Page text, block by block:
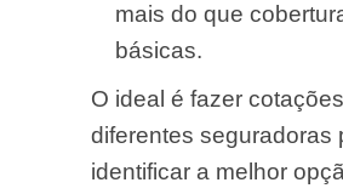
mais do que
básicas.
O ideal é fazer
diferentes seguradoras
identificar a melhor